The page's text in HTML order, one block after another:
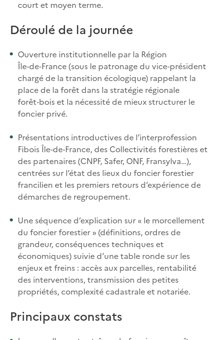
court et moyen terme.​
Déroulé de la journée
Ouverture institutionnelle par la Région
Île‑de‑France (sous le patronage du vice‑président
chargé de la transition écologique) rappelant la
place de la forêt dans la stratégie régionale
forêt‑bois et la nécessité de mieux structurer le
foncier privé.​
Présentations introductives de l’interprofession
Fibois Île‑de‑France, des Collectivités forestières et
des partenaires (CNPF, Safer, ONF, Fransylva…),
centrées sur l’état des lieux du foncier forestier
francilien et les premiers retours d’expérience de
démarches de regroupement.​
Une séquence d’explication sur « le morcellement
du foncier forestier » (définitions, ordres de
grandeur, conséquences techniques et
économiques) suivie d’une table ronde sur les
enjeux et freins : accès aux parcelles, rentabilité
des interventions, transmission des petites
propriétés, complexité cadastrale et notariée.​
Principaux constats